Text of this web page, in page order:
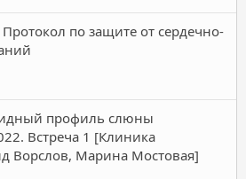
Протокол по защите от сердечно-
профиль слюны
Встреча 1 [Клиника
Ворслов, Марина Мостовая]